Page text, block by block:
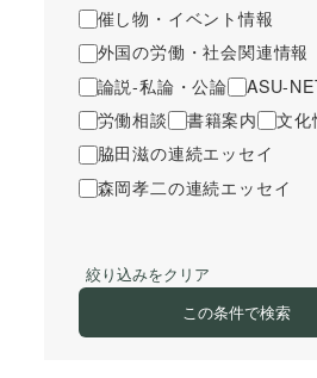
催し物・イベント情報
外国の労働・社会関連情報
論説-私論・公論
ASU-
労働相談
書籍案内
文化
脇田滋の連続エッセイ
森岡孝二の連続エッセイ
絞り込みをクリア
この条件で検索